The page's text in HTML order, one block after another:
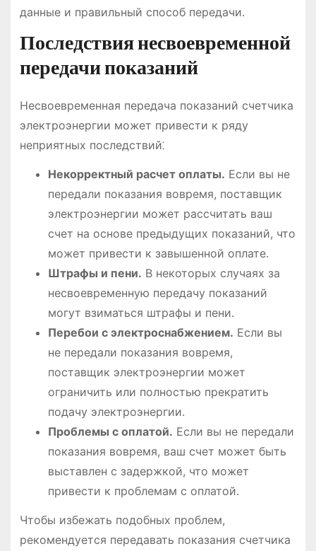
данные и правильный способ передачи.
Последствия несвоевременной
передачи показаний
Несвоевременная передача показаний счетчика
электроэнергии может привести к ряду
неприятных последствий⁚
Некорректный расчет оплаты. Если вы не
передали показания вовремя, поставщик
электроэнергии может рассчитать ваш
счет на основе предыдущих показаний, что
может привести к завышенной оплате.
Штрафы и пени. В некоторых случаях за
несвоевременную передачу показаний
могут взиматься штрафы и пени.
Перебои с электроснабжением. Если вы
не передали показания вовремя,
поставщик электроэнергии может
ограничить или полностью прекратить
подачу электроэнергии.
Проблемы с оплатой. Если вы не передали
показания вовремя, ваш счет может быть
выставлен с задержкой, что может
привести к проблемам с оплатой.
Чтобы избежать подобных проблем,
рекомендуется передавать показания счетчика